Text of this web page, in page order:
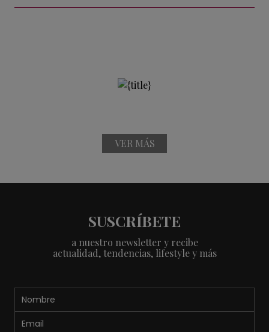
VER MÁS
SUSCRÍBETE
a nuestro newsletter y recibe
actualidad, tendencias, lifestyle y más